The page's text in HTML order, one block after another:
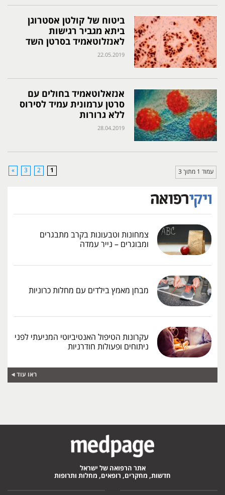
ביטוח של קולטן אסטרוגן
ביתא מגביר רגישות
לאנזלוטאמיד בסרטן השד
22.05.2019
אנזאלוטאמיד בחולים עם
סרטן ערמונית עמיד לסירוס
ללא גרורות
28.04.2019
עמוד 1 מתוך 3 1
2
3
»
צמחונות וטבעונות בקרב מתבגרים
ומבוגרים – נייר עמדה
מבחן מאמץ בילדים עם מחלות כרוניות
עקרונות הטיפול האנטיביוטי המניעתי לפני
ניתוחים ופעולות חודרניות
ראו עוד
אתר הרפואה של ישראל
חדשות, מחקרים, רופאים, מחלות ותרופות